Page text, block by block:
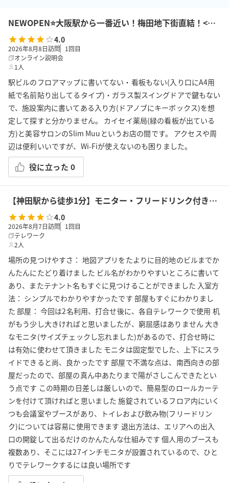
NEWOPEN⭐️大阪駅から一番近い！梅田地下街直結！<めっちゃええ01大阪モダン会議室>アクセス抜群！大阪駅前第１ビル２F！【最大8名収容】
4.0
2026年8月8日訪問 1 回目
オンライン説明会
1人
駅ビルのフロアマップに書いてない・看板もない(入り口にA4用
紙で名前貼り出してるタイプ)・ガラス製スイングドアで鍵もない
で、施設案内に書いてある入り方(ドアノブにキーボックス)を想
定して探すと分かりません。 カイセイ薬局(緑の看板が出ている
方)と美容サロンのSlim Muuというお店の間です。 アクセスや周
辺は便利いいですが、Wi-Fiが使えないのも困りました。
役に立った 0
【神田駅から徒歩1分】モニター・フリードリンク付き4名会議室（Room F）※予約時間前は入室不可
4.0
2026年8月7日訪問 1 回目
テレワーク
2人
場所の見つけやすさ： 地図アプリをたよりに目的地のビルまでか
んたんにたどり着けました ビル名がわかりやすいところに書いて
あり、またテナント名もすぐに見つけることができました 入室方
法： シンプルでわかりやすかったです 部屋もすぐにわかりまし
た 部屋： 今回は2名利用、打合せ後に、各自テレワークで使用 机
がもう少し大きければと思いましたが、窮屈感はありません 大き
なモニタ(サイズチェックし忘れました)があるので、打合せ時に
は有効に使わせて頂きました モニタは固定型でした、上下にスラ
イドできると尚、良かったです 部屋で不満な点は、南西向きの部
屋だったので、部屋の真ん中あたりまで陽がさしこんできたとい
う点です この時期の日差しは厳しいので、簡易型のロールカーテ
ンを付けて頂ければと思いました 施錠されているフロア内にいく
つも会議室やブースがあり、トイレおよび飲み物(フリードリン
ク)については容易に使用できます 退出方法は、エリアへの出入
口の開錠して出るだけのかんたんな仕組みです 個人用のブースも
複数あり、そこには27インチモニタが設置されているので、ひと
りでテレワークするには良い場所です